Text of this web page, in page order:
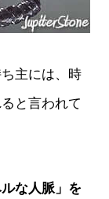
主には、時
と言われて
な人脈」を